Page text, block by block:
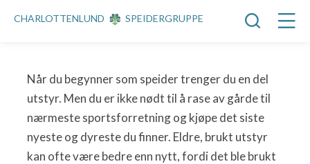
CHARLOTTENLUND SPEIDERGRUPPE
Når du begynner som speider trenger du en del
utstyr. Men du er ikke nødt til å rase av gårde til
nærmeste sportsforretning og kjøpe det siste
nyeste og dyreste du finner. Eldre, brukt utstyr
kan ofte være bedre enn nytt, fordi det ble brukt